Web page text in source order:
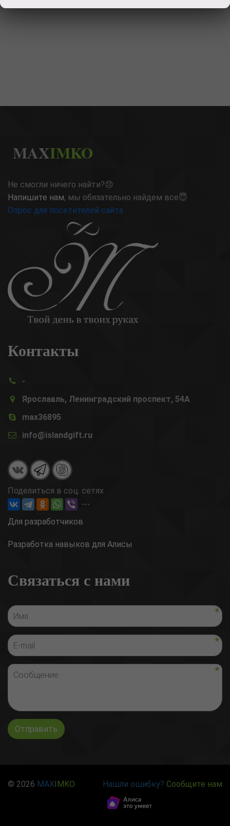
MAXIMKO
Не смогли ничего найти?😞
Напишите нам, мы обязательно найдем все😇
Опрос для посетителей сайта
Контакты
-
Ярославль, Ленинградский проспект, 54А
max36895
info@islandgift.ru
Поделиться в соц. сетях
Для разработчиков
Разработка навыков для Алисы
Связаться с нами
Отправить
© 2026 MAX IMKO Нашли ошибку? Сообщите нам